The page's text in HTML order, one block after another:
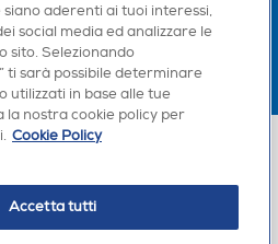
Via Montefeltro, 6/a 20156 Milano
aderenti ai tuoi interessi,
social media ed analizzare le
sito. Selezionando
ti sarà possibile determinare
utilizzati in base alle tue
la nostra cookie policy per
Cookie Policy
Accetta tutti